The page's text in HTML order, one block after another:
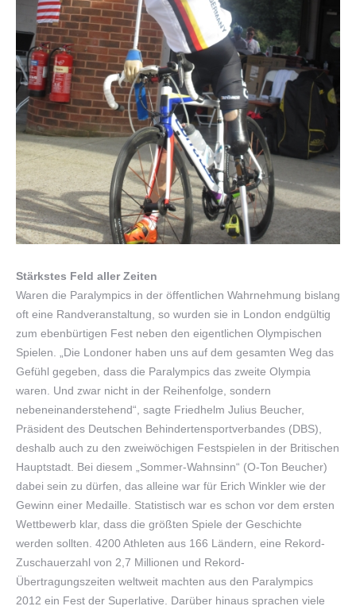
Stärkstes Feld aller Zeiten
Waren die Paralympics in der öffentlichen Wahrnehmung bislang
oft eine Randveranstaltung, so wurden sie in London endgültig
zum ebenbürtigen Fest neben den eigentlichen Olympischen
Spielen. „Die Londoner haben uns auf dem gesamten Weg das
Gefühl gegeben, dass die Paralympics das zweite Olympia
waren. Und zwar nicht in der Reihenfolge, sondern
nebeneinanderstehend“, sagte Friedhelm Julius Beucher,
Präsident des Deutschen Behindertensportverbandes (DBS),
deshalb auch zu den zweiwöchigen Festspielen in der Britischen
Hauptstadt. Bei diesem „Sommer-Wahnsinn“ (O-Ton Beucher)
dabei sein zu dürfen, das alleine war für Erich Winkler wie der
Gewinn einer Medaille. Statistisch war es schon vor dem ersten
Wettbewerb klar, dass die größten Spiele der Geschichte
werden sollten. 4200 Athleten aus 166 Ländern, eine Rekord-
Zuschauerzahl von 2,7 Millionen und Rekord-
Übertragungszeiten weltweit machten aus den Paralympics
2012 ein Fest der Superlative. Darüber hinaus sprachen viele